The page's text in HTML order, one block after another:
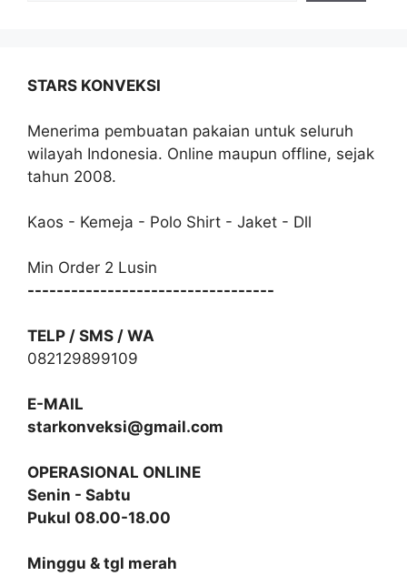
STARS KONVEKSI
Menerima pembuatan pakaian untuk seluruh
wilayah Indonesia. Online maupun offline, sejak
tahun 2008.
Kaos - Kemeja - Polo Shirt - Jaket - Dll
Min Order 2 Lusin
----------------------------------
TELP / SMS / WA
082129899109
E-MAIL
starkonveksi@gmail.com
OPERASIONAL ONLINE
Senin - Sabtu
Pukul 08.00-18.00
Minggu & tgl merah